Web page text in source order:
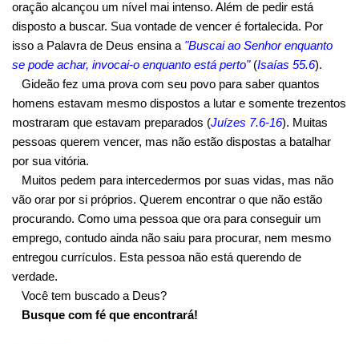
oração alcançou um nível mai intenso. Além de pedir está
disposto a buscar. Sua vontade de vencer é fortalecida. Por
isso a Palavra de Deus ensina a "Buscai ao Senhor enquanto
se pode achar, invocai-o enquanto está perto"(Isaías 55.6).
Gideão fez uma prova com seu povo para saber quantos
homens estavam mesmo dispostos a lutar e somente trezentos
mostraram que estavam preparados (Juízes 7.6-16). Muitas
pessoas querem vencer, mas não estão dispostas a batalhar
por sua vitória.
Muitos pedem para intercedermos por suas vidas, mas não
vão orar por si próprios. Querem encontrar o que não estão
procurando. Como uma pessoa que ora para conseguir um
emprego, contudo ainda não saiu para procurar, nem mesmo
entregou currículos. Esta pessoa não está querendo de
verdade.
Você tem buscado a Deus?
Busque com fé que encontrará!